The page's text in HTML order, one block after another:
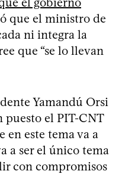
que el ministro de
ni integra la
que “se lo llevan
Yamandú Orsi
puesto el PIT-CNT
en este tema va a
a ser el único tema
con compromisos